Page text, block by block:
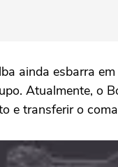
ainda esbarra
Atualmente, o
e transferir o